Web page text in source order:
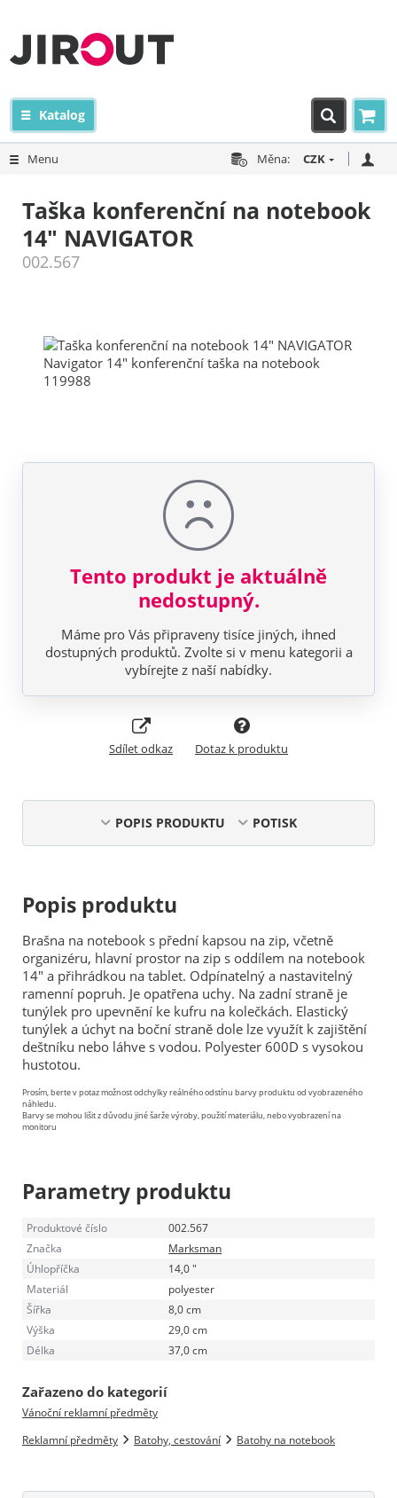
Katalog
Menu Měna: CZK
Taška konferenční na notebook
14" NAVIGATOR
002.567
Tento produkt je aktuálně
nedostupný.
Máme pro Vás připraveny tisíce jiných, ihned
dostupných produktů. Zvolte si v menu kategorii a
vybírejte z naší nabídky.
Sdílet odkaz Dotaz k produktu
POPIS PRODUKTU POTISK
Popis produktu
Brašna na notebook s přední kapsou na zip, včetně
organizéru, hlavní prostor na zip s oddílem na notebook
14" a přihrádkou na tablet. Odpínatelný a nastavitelný
ramenní popruh. Je opatřena uchy. Na zadní straně je
tunýlek pro upevnění ke kufru na kolečkách. Elastický
tunýlek a úchyt na boční straně dole lze využít k zajištění
deštníku nebo láhve s vodou. Polyester 600D s vysokou
hustotou.
Prosím, berte v potaz možnost odchylky reálného odstínu barvy produktu od vyobrazeného
náhledu.
Barvy se mohou lišit z důvodu jiné šarže výroby, použití materiálu, nebo vyobrazení na
monitoru
Parametry produktu
Produktové číslo
002.567
Značka
Marksman
Úhlopříčka
14,0 "
Materiál
polyester
Šířka
8,0 cm
Výška
29,0 cm
Délka
37,0 cm
Zařazeno do kategorií
Vánoční reklamní předměty
Reklamní předměty
Batohy, cestování Batohy na notebook